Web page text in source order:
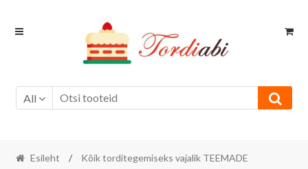
Skip
Skip
All
Esileht /
Kõik torditegemiseks vajalik TEEMADE